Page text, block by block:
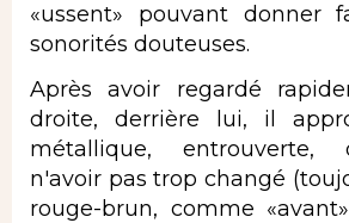
«ussent» pouvant donner
sonorités douteuses.
Après avoir regardé
droite, derrière lui, il
métallique, entrouverte,
n'avoir pas trop changé
rouge-brun, comme